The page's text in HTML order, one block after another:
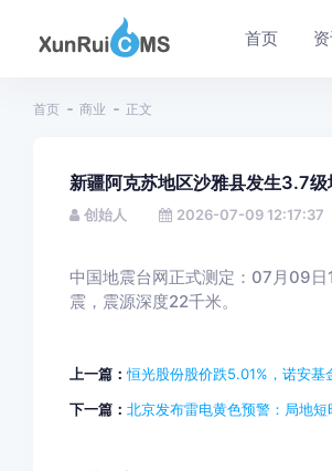
首页
首页 商业 正文
新疆阿克苏地区沙雅县发生3.7
创始人 2026-07-09 12:17:37
中国地震台网正式测定：07月09
震，震源深度22千米。
上一篇：恒光股份股价跌5.01%，诺安
下一篇： 北京发布雷电黄色预警：局地